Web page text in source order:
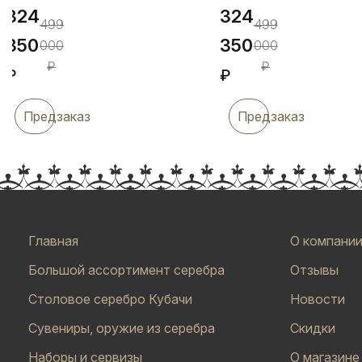
324
350
₽
499
000
₽
Предзаказ
324
350
₽
499
000
₽
Предзаказ
Главная
Большой ассортимент серебра
Столовое серебро Кубачи
Сувениры, оружие из серебра
Наборы и сервизы
О компании
Отзывы
Новости
Скидки
О магазине